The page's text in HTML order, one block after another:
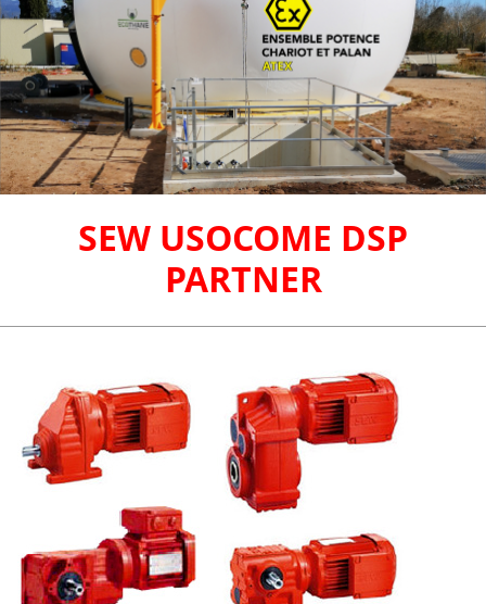
SEW USOCOME DSP
PARTNER